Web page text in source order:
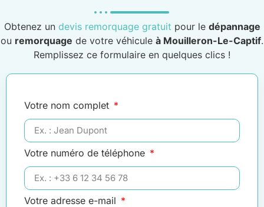
Obtenez un devis remorquage gratuit pour le dépannage
ou remorquage de votre véhicule à Mouilleron-Le-Captif.
Remplissez ce formulaire en quelques clics !
Votre nom complet
Votre numéro de téléphone
Votre adresse e-mail